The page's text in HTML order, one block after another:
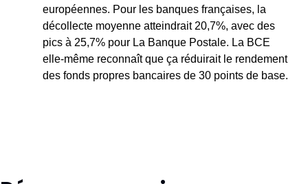
européennes. Pour les banques françaises, la
décollecte moyenne atteindrait 20,7%, avec des
pics à 25,7% pour La Banque Postale. La BCE
elle-même reconnaît que ça réduirait le rendement
des fonds propres bancaires de 30 points de base.